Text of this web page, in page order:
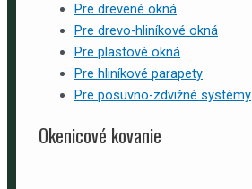
Pre drevené okná
Pre drevo-hliníkové okná
Pre plastové okná
Pre hliníkové parapety
Pre posuvno-zdvižné systémy
Okenicové kovanie